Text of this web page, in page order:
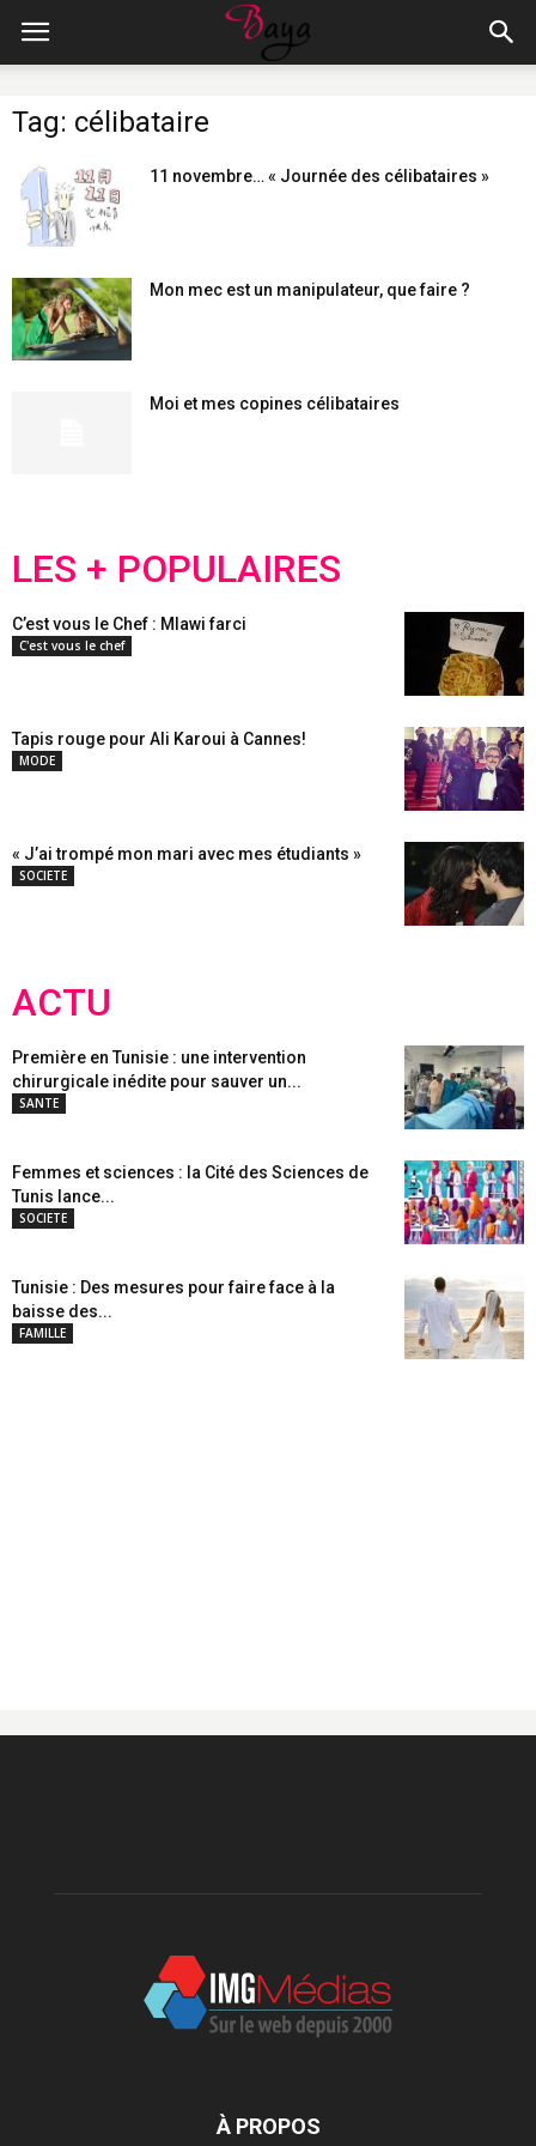
Tag: célibataire
11 novembre… « Journée des célibataires »
Mon mec est un manipulateur, que faire ?
Moi et mes copines célibataires
LES + POPULAIRES
C’est vous le Chef : Mlawi farci
C'est vous le chef
Tapis rouge pour Ali Karoui à Cannes!
MODE
« J’ai trompé mon mari avec mes étudiants »
SOCIETE
ACTU
Première en Tunisie : une intervention
chirurgicale inédite pour sauver un...
SANTE
Femmes et sciences : la Cité des Sciences de
Tunis lance...
SOCIETE
Tunisie : Des mesures pour faire face à la
baisse des...
FAMILLE
À PROPOS